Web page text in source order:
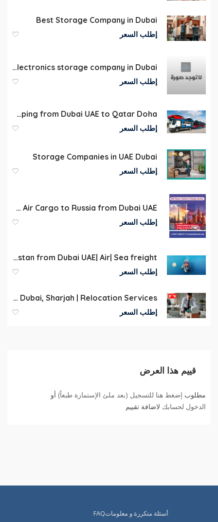
Best Storage Company in Dubai
إطلب السعر
Furniture and electronics storage company in Dubai
إطلب السعر
Car shipping from Dubai UAE to Qatar Doha
إطلب السعر
Storage Companies in UAE Dubai
إطلب السعر
Air Cargo to Russia from Dubai UAE
إطلب السعر
Cargo to Kazakhstan from Dubai UAE| Air| Sea freight
إطلب السعر
Best Office Movers in Dubai, Sharjah | Relocation Services
إطلب السعر
قييم هذا العرض
مطلوب إضغط هنا للتسجيل (بعد ملئ الإستمارة طبعاً) أو
الدخول لحسابك لاضافة تقييم
أسئلة متكررة و معلوماتFAQ